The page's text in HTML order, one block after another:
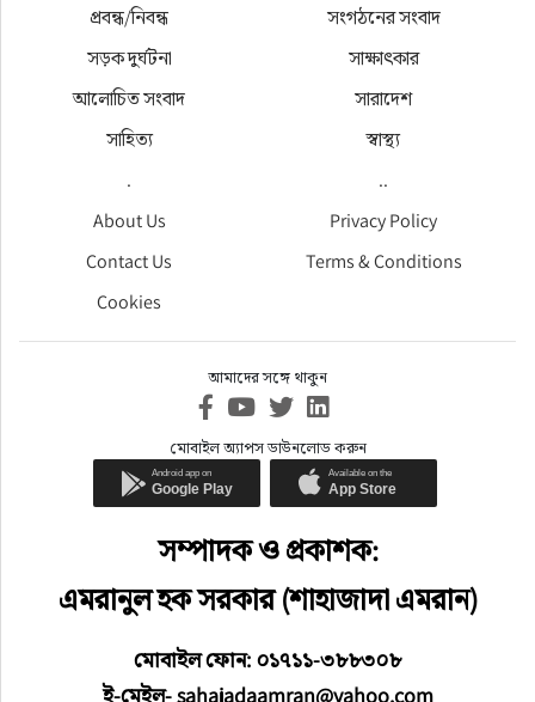
প্রবন্ধ/নিবন্ধ
সংগঠনের সংবাদ
সড়ক দুর্ঘটনা
সাক্ষাৎকার
আলোচিত সংবাদ
সারাদেশ
সাহিত্য
স্বাস্থ্য
.
..
About Us
Privacy Policy
Contact Us
Terms & Conditions
Cookies
আমাদের সঙ্গে থাকুন
মোবাইল অ্যাপস ডাউনলোড করুন
সম্পাদক ও প্রকাশক:
এমরানুল হক সরকার (শাহাজাদা এমরান)
মোবাইল ফোন: ০১৭১১-৩৮৮৩০৮
ই-মেইল- sahajadaamran@yahoo.com